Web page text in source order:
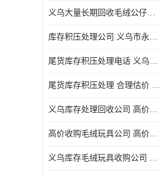
五金工具库存回收
库存厨具回收
义乌大量长期回收毛绒公仔公司 高价回收库存积压 高价回收 欢迎电话咨询
库存积压处理公司 义乌市永峰贸易商行
尾货库存积压处理电话 义乌市永峰贸易商行
尾货库存积压处理 合理估价 量大量小均可
义乌库存处理回收公司 高价回收库存积压 大量尾货回收
高价收购毛绒玩具公司 高价回收库存积压 回收库存 二手勿扰
义乌库存毛绒玩具收购公司 高价回收库存积压 义乌市永峰贸易商行